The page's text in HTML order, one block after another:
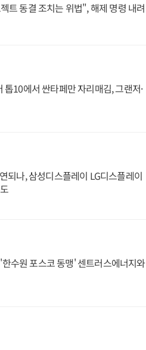
트 동결 조치는 위법", 해제 명령 내려
10에서 싼타페만 자리매김, 그랜저·
되나, 삼성디스플레이 LG디스플레이
수원 포스코 동맹' 센트러스에너지와